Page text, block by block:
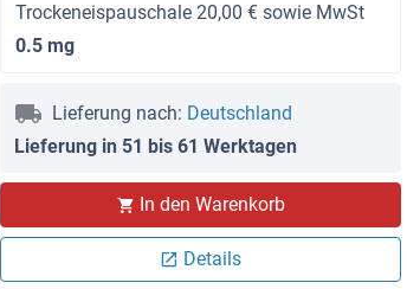
Trockeneispauschale 20,00 € sowie MwSt
0.5 mg
Lieferung nach: Deutschland
Lieferung in 51 bis 61 Werktagen
In den Warenkorb
Details